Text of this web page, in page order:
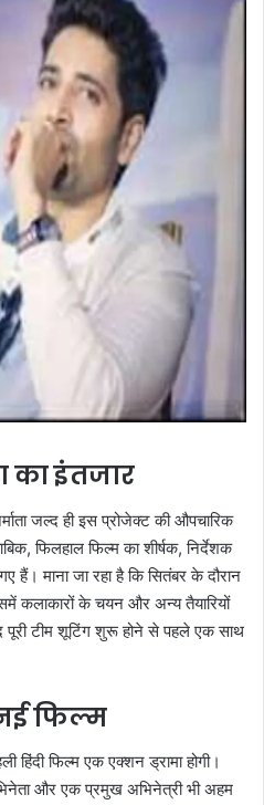
का इंतजार
जल्द ही इस प्रोजेक्ट की औपचारिक
फिलहाल फिल्म का शीर्षक, निर्देशक
माना जा रहा है कि सितंबर के दौरान
कलाकारों के चयन और अन्य तैयारियों
पूरी टीम शूटिंग शुरू होने से पहले एक साथ
फिल्म
हिंदी फिल्म एक एक्शन ड्रामा होगी।
और एक प्रमुख अभिनेत्री भी अहम